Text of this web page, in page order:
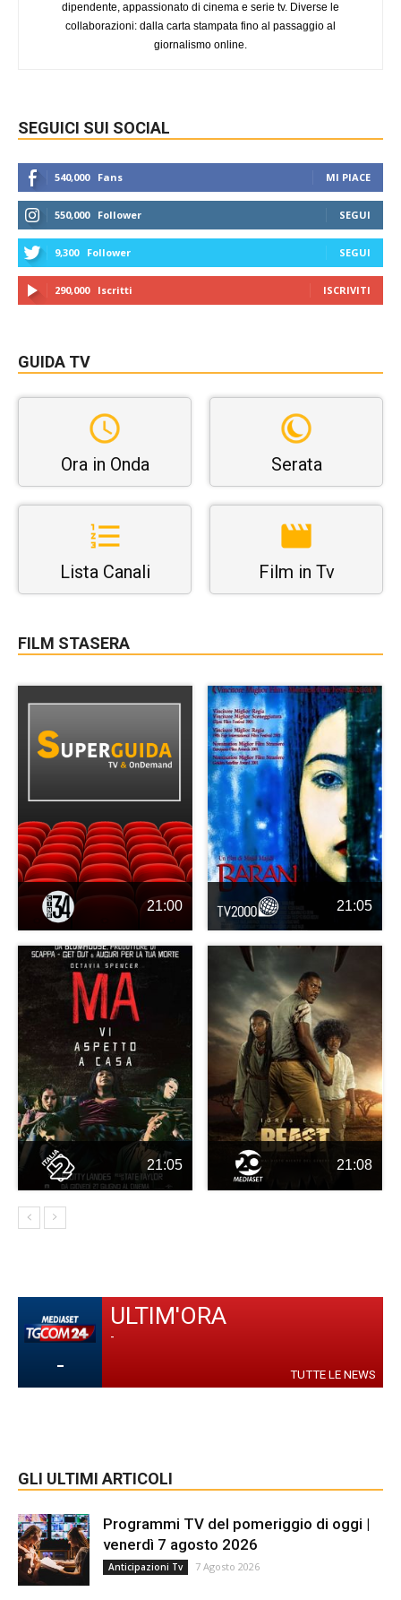
dipendente, appassionato di cinema e serie tv. Diverse le
collaborazioni: dalla carta stampata fino al passaggio al
giornalismo online.
SEGUICI SUI SOCIAL
540,000 Fans MI PIACE
550,000 Follower SEGUI
9,300 Follower SEGUI
290,000 Iscritti ISCRIVITI
GUIDA TV
Ora in Onda Serata
Lista Canali Film in Tv
FILM STASERA
21:00 21:05
21:05 21:08
-
ULTIM'ORA
-
TUTTE LE NEWS
GLI ULTIMI ARTICOLI
Programmi TV del pomeriggio di oggi |
venerdì 7 agosto 2026
Anticipazioni Tv 7 Agosto 2026